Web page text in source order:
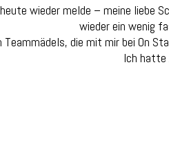
wieder melde – meine liebe
wieder ein wenig
Teammädels, die mit mir bei On
Ich hatte